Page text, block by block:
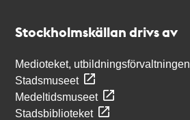
Stockholmskällan drivs av
Medioteket, utbildningsförvaltningen
Stadsmuseet
Medeltidsmuseet
Stadsbiblioteket